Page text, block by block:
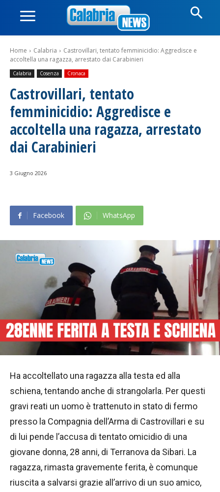
Home Calabria
Castrovillari, tentato femminicidio: Aggredisce e
accoltella una ragazza, arrestato dai Carabinieri
Calabria Cosenza Cronaca
Castrovillari, tentato
femminicidio: Aggredisce e
accoltella una ragazza, arrestato
dai Carabinieri
3 Giugno 2026
Facebook WhatsApp
Ha accoltellato una ragazza alla testa ed alla
schiena, tentando anche di strangolarla. Per questi
gravi reati un uomo è trattenuto in stato di fermo
presso la Compagnia dell’Arma di Castrovillari e su
di lui pende l’accusa di tentato omicidio di una
giovane donna, 28 anni, di Terranova da Sibari. La
ragazza, rimasta gravemente ferita, è comunque
riuscita a salvarsi grazie all’arrivo di un suo amico,